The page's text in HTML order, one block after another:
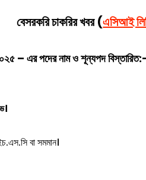
বেসরকরি চাকরির খবর (এসিআই
– এর পদের নাম ও শূন্যপদ
বা সমমান।